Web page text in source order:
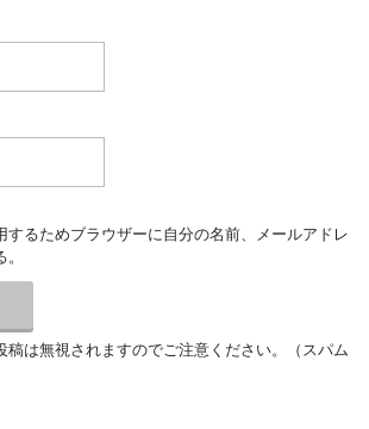
するためブラウザーに自分の名前、メールアドレ
稿は無視されますのでご注意ください。（スパム